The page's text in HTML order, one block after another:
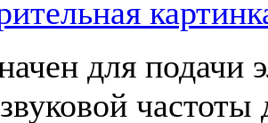
для подачи
частоты